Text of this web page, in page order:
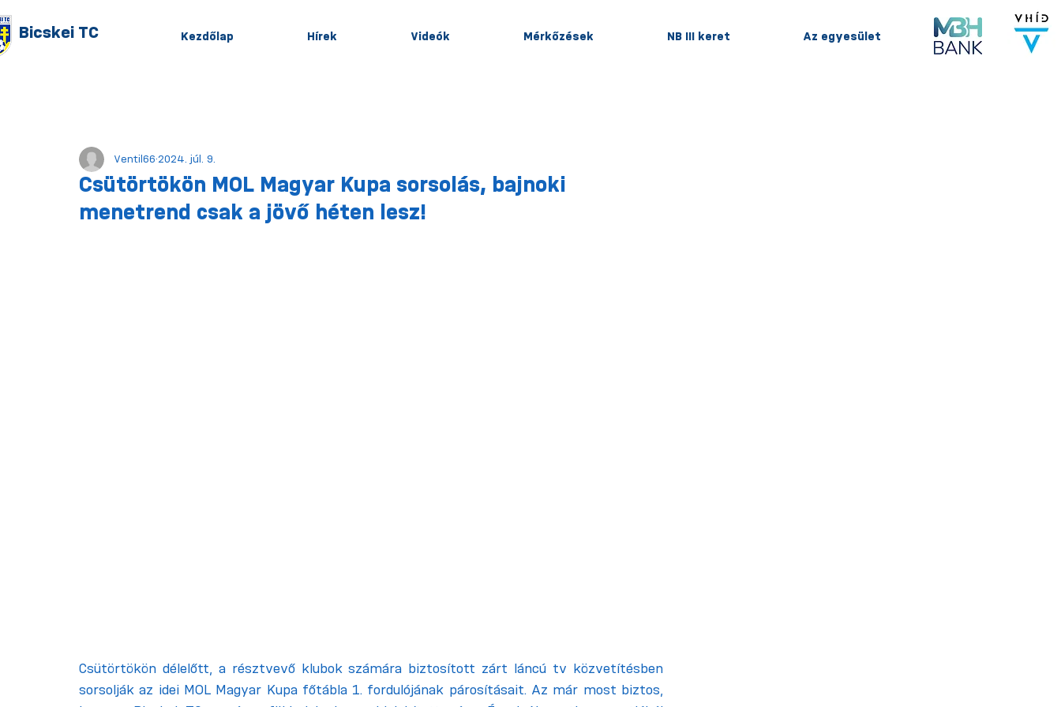
Bicskei TC Kezdőlap Hírek Videók Mérkőzések NB III keret Az egyesület
Csütörtökön MOL Magyar Kupa sorsolás, bajnoki
menetrend csak a jövő héten lesz!
Ventil66 2024. júl. 9.
Csütörtökön délelőtt, a résztvevő klubok számára biztosított zárt láncú tv közvetítésben
sorsolják az idei MOL Magyar Kupa főtábla 1. fordulójának párosításait. Az már most biztos,